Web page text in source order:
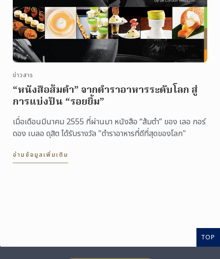
ข่าวสาร
“หนังสือส้มตำ” จากตำราอาหารระดับโลก สู่
การแบ่งปัน “รอยยิ้ม”
เมื่อเดือนมีนาคม 2555 ที่ผ่านมา หนังสือ “ส้มตำ” ของ เลอ กอร์
ดอง เบลอ ดุสิต ได้รับรางวัล "ตำราอาหารที่ดีที่สุดของโลก"
อ่านข้อมูลเพิ่มเติม
TOP